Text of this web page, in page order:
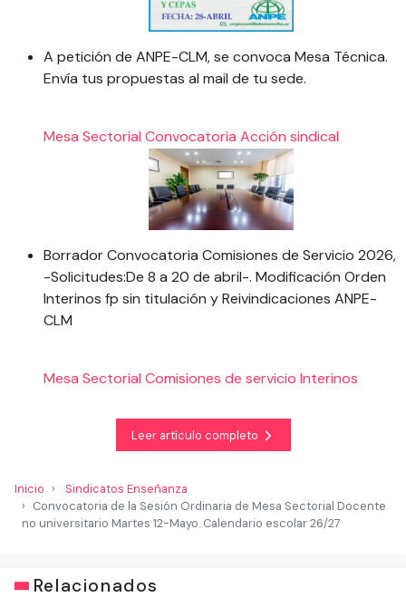
A petición de ANPE-CLM, se convoca Mesa Técnica.
Envía tus propuestas al mail de tu sede.
Mesa Sectorial Convocatoria Acción sindical
Borrador Convocatoria Comisiones de Servicio 2026,
-Solicitudes:De 8 a 20 de abril-. Modificación Orden
Interinos fp sin titulación y Reivindicaciones ANPE-
CLM
Mesa Sectorial Comisiones de servicio Interinos
Leer artículo completo
Inicio
Sindicatos Enseñanza
Convocatoria de la Sesión Ordinaria de Mesa Sectorial Docente
no universitario Martes 12-Mayo. Calendario escolar 26/27
Relacionados